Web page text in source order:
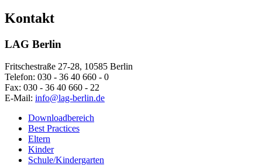
Kontakt
LAG Berlin
Fritschestraße 27-28, 10585 Berlin
Telefon: 030 - 36 40 660 - 0
Fax: 030 - 36 40 660 - 22
E-Mail: info@lag-berlin.de
Downloadbereich
Best Practices
Eltern
Kinder
Schule/Kindergarten